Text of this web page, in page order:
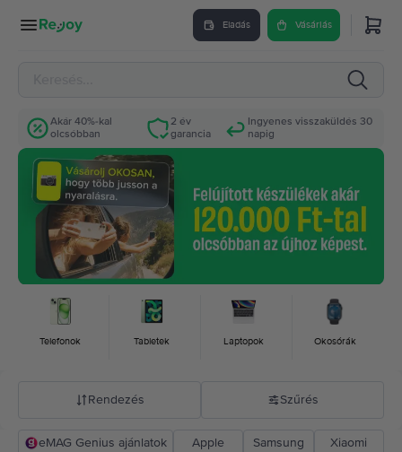
Eladás Vásárlás
Akár 40%-kal
olcsóbban
2 év
garancia
Ingyenes visszaküldés 30
napig
Telefonok Tabletek Laptopok Okosórák
Rendezés
Rejoy ajánlás
Szűrés
eMAG Genius ajánlatok Apple Samsung Xiaomi